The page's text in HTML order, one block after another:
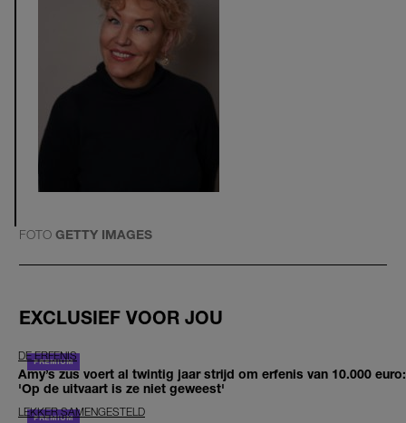
FOTO GETTY IMAGES
EXCLUSIEF VOOR JOU
DE ERFENIS
Amy’s zus voert al twintig jaar strijd om erfenis van 10.000 euro:
'Op de uitvaart is ze niet geweest'
LEKKER SAMENGESTELD